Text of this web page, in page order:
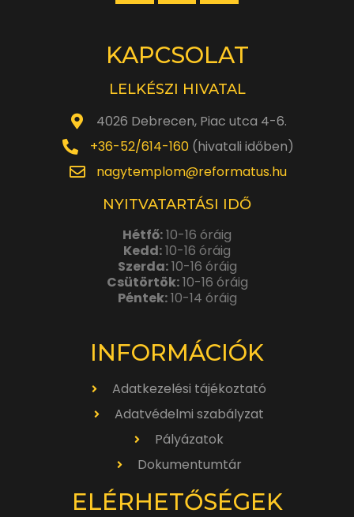
KAPCSOLAT
LELKÉSZI HIVATAL
4026 Debrecen, Piac utca 4-6.
+36-52/614-160(hivatali időben)
nagytemplom@reformatus.hu
NYITVATARTÁSI IDŐ
Hétfő:10-16 óráig
Kedd:10-16 óráig
Szerda:10-16 óráig
Csütörtök:10-16 óráig
Péntek:10-14 óráig
INFORMÁCIÓK
Adatkezelési tájékoztató
Adatvédelmi szabályzat
Pályázatok
Dokumentumtár
ELÉRHETŐSÉGEK